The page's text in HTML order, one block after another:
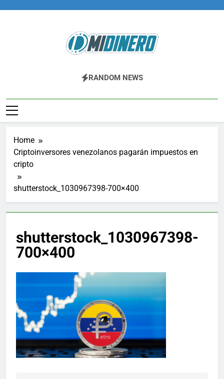
Midinero.co
Fintech, Criptomonedas
RANDOM NEWS
Home
Criptoinversores venezolanos pagarán impuestos en
cripto
shutterstock_1030967398-700×400
shutterstock_1030967398-
700×400